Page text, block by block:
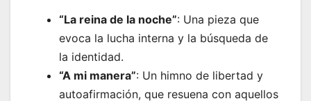
“La reina de la noche”: Una pieza que
evoca la lucha interna y la búsqueda de
la identidad.
“A mi manera”: Un himno de libertad y
autoafirmación, que resuena con aquellos